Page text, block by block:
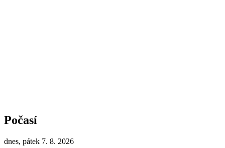
Počasí
dnes, pátek 7. 8. 2026